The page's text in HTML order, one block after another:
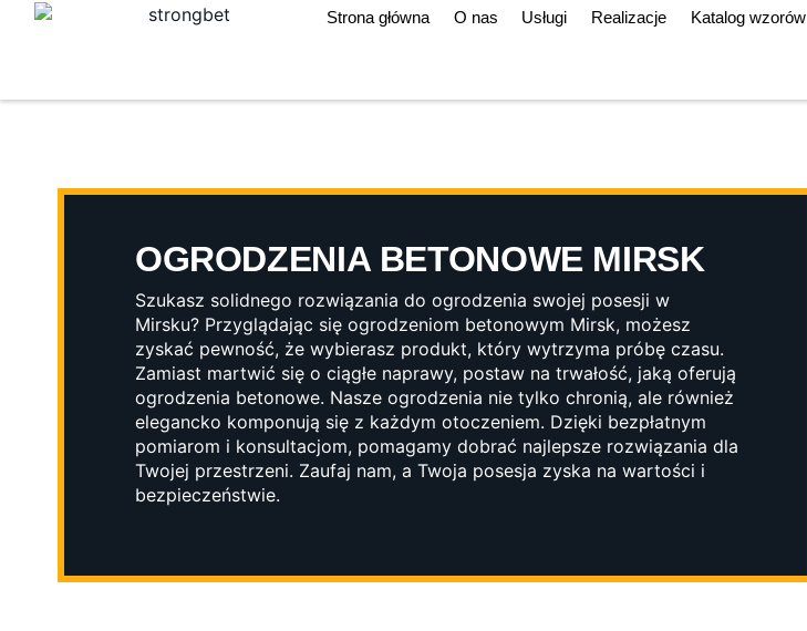
Strona główna O nas Usługi Realizacje Katalog wzorów
OGRODZENIA BETONOWE MIRSK
Szukasz solidnego rozwiązania do ogrodzenia swojej posesji w
Mirsku? Przyglądając się ogrodzeniom betonowym Mirsk, możesz
zyskać pewność, że wybierasz produkt, który wytrzyma próbę czasu.
Zamiast martwić się o ciągłe naprawy, postaw na trwałość, jaką oferują
ogrodzenia betonowe. Nasze ogrodzenia nie tylko chronią, ale również
elegancko komponują się z każdym otoczeniem. Dzięki bezpłatnym
pomiarom i konsultacjom, pomagamy dobrać najlepsze rozwiązania dla
Twojej przestrzeni. Zaufaj nam, a Twoja posesja zyska na wartości i
bezpieczeństwie.